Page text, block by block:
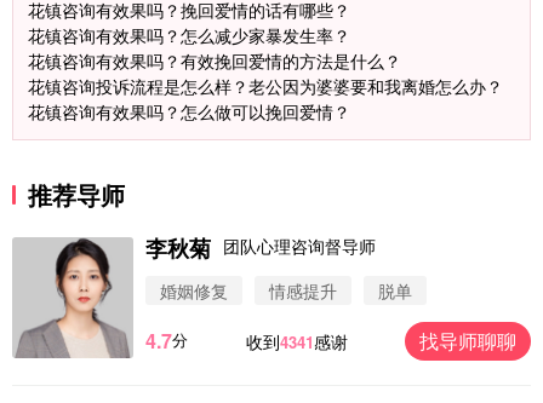
花镇咨询有效果吗？挽回爱情的话有哪些？
花镇咨询有效果吗？怎么减少家暴发生率？
花镇咨询有效果吗？有效挽回爱情的方法是什么？
花镇咨询投诉流程是怎么样？老公因为婆婆要和我离婚怎么办？
花镇咨询有效果吗？怎么做可以挽回爱情？
推荐导师
李秋菊 团队心理咨询督导师
婚姻修复
情感提升 脱单
4.7分 收到4341感谢 找导师聊聊